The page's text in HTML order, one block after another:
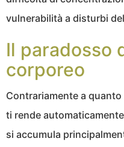
vulnerabilità a disturbi
Il paradosso
corporeo
Contrariamente a
ti rende
si accumula